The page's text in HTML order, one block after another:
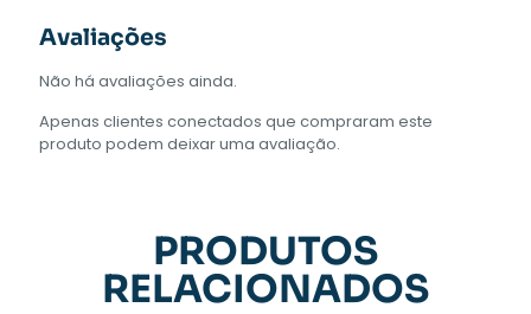
Avaliações
Não há avaliações ainda.
Apenas clientes conectados que compraram este
produto podem deixar uma avaliação.
PRODUTOS
RELACIONADOS